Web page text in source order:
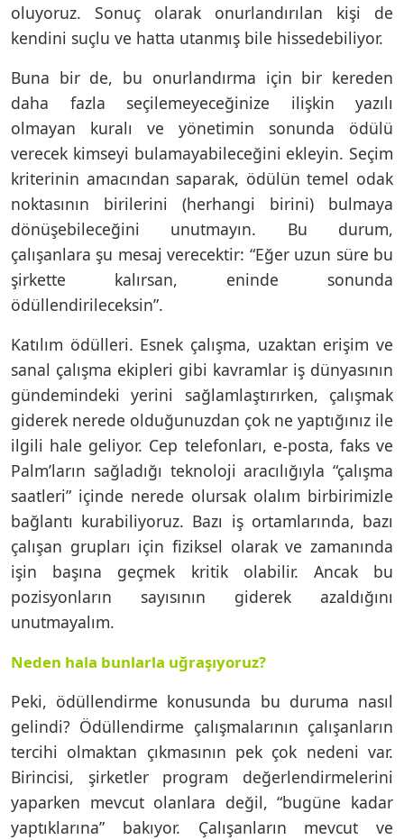
oluyoruz. Sonuç olarak onurlandırılan kişi de
kendini suçlu ve hatta utanmış bile hissedebiliyor.
Buna bir de, bu onurlandırma için bir kereden
daha fazla seçilemeyeceğinize ilişkin yazılı
olmayan kuralı ve yönetimin sonunda ödülü
verecek kimseyi bulamayabileceğini ekleyin. Seçim
kriterinin amacından saparak, ödülün temel odak
noktasının birilerini (herhangi birini) bulmaya
dönüşebileceğini unutmayın. Bu durum,
çalışanlara şu mesaj verecektir: “Eğer uzun süre bu
şirkette kalırsan, eninde sonunda
ödüllendirileceksin”.
Katılım ödülleri. Esnek çalışma, uzaktan erişim ve
sanal çalışma ekipleri gibi kavramlar iş dünyasının
gündemindeki yerini sağlamlaştırırken, çalışmak
giderek nerede olduğunuzdan çok ne yaptığınız ile
ilgili hale geliyor. Cep telefonları, e-posta, faks ve
Palm’ların sağladığı teknoloji aracılığıyla “çalışma
saatleri” içinde nerede olursak olalım birbirimizle
bağlantı kurabiliyoruz. Bazı iş ortamlarında, bazı
çalışan grupları için fiziksel olarak ve zamanında
işin başına geçmek kritik olabilir. Ancak bu
pozisyonların sayısının giderek azaldığını
unutmayalım.
Neden hala bunlarla uğraşıyoruz?
Peki, ödüllendirme konusunda bu duruma nasıl
gelindi? Ödüllendirme çalışmalarının çalışanların
tercihi olmaktan çıkmasının pek çok nedeni var.
Birincisi, şirketler program değerlendirmelerini
yaparken mevcut olanlara değil, “bugüne kadar
yaptıklarına” bakıyor. Çalışanların mevcut ve